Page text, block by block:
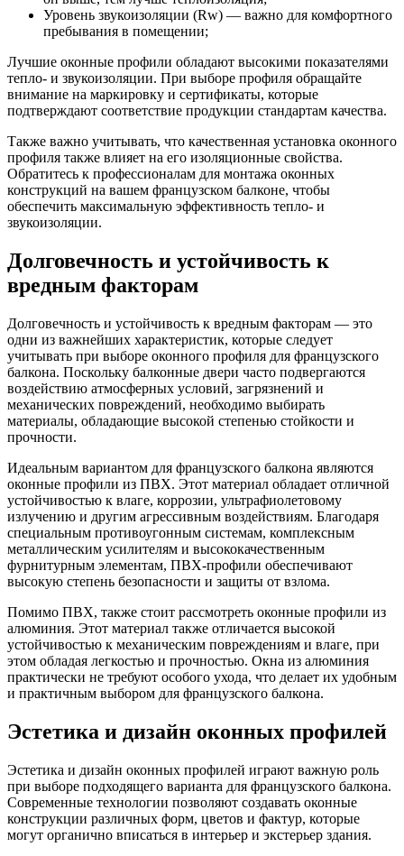
Уровень звукоизоляции (Rw) — важно для комфортного
пребывания в помещении;
Лучшие оконные профили обладают высокими показателями
тепло- и звукоизоляции. При выборе профиля обращайте
внимание на маркировку и сертификаты, которые
подтверждают соответствие продукции стандартам качества.
Также важно учитывать, что качественная установка оконного
профиля также влияет на его изоляционные свойства.
Обратитесь к профессионалам для монтажа оконных
конструкций на вашем французском балконе, чтобы
обеспечить максимальную эффективность тепло- и
звукоизоляции.
Долговечность и устойчивость к
вредным факторам
Долговечность и устойчивость к вредным факторам — это
одни из важнейших характеристик, которые следует
учитывать при выборе оконного профиля для французского
балкона. Поскольку балконные двери часто подвергаются
воздействию атмосферных условий, загрязнений и
механических повреждений, необходимо выбирать
материалы, обладающие высокой степенью стойкости и
прочности.
Идеальным вариантом для французского балкона являются
оконные профили из ПВХ. Этот материал обладает отличной
устойчивостью к влаге, коррозии, ультрафиолетовому
излучению и другим агрессивным воздействиям. Благодаря
специальным противоугонным системам, комплексным
металлическим усилителям и высококачественным
фурнитурным элементам, ПВХ-профили обеспечивают
высокую степень безопасности и защиты от взлома.
Помимо ПВХ, также стоит рассмотреть оконные профили из
алюминия. Этот материал также отличается высокой
устойчивостью к механическим повреждениям и влаге, при
этом обладая легкостью и прочностью. Окна из алюминия
практически не требуют особого ухода, что делает их удобным
и практичным выбором для французского балкона.
Эстетика и дизайн оконных профилей
Эстетика и дизайн оконных профилей играют важную роль
при выборе подходящего варианта для французского балкона.
Современные технологии позволяют создавать оконные
конструкции различных форм, цветов и фактур, которые
могут органично вписаться в интерьер и экстерьер здания.